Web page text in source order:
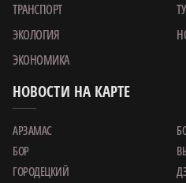
ТРАНСПОРТ
ЭКОЛОГИЯ
ЭКОНОМИКА
НОВОСТИ НА КАРТЕ
АРЗАМАС
БОР
ГОРОДЕЦКИЙ